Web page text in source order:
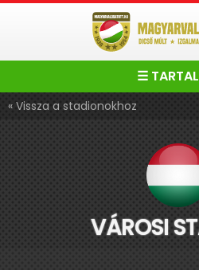
☰
« Vissza a stadionokhoz
VÁROSI